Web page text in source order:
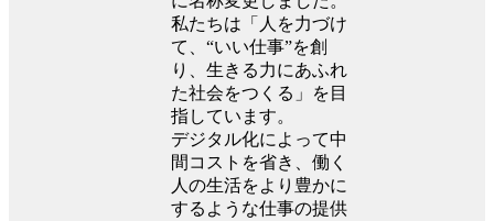
私たちは「人を力づけ
て、“いい仕事”を創
り、生きる力にあふれ
た社会をつくる」を目
指しています。
デジタル化によって中
間コストを省き、働く
人の生活をより豊かに
するような仕事の提供